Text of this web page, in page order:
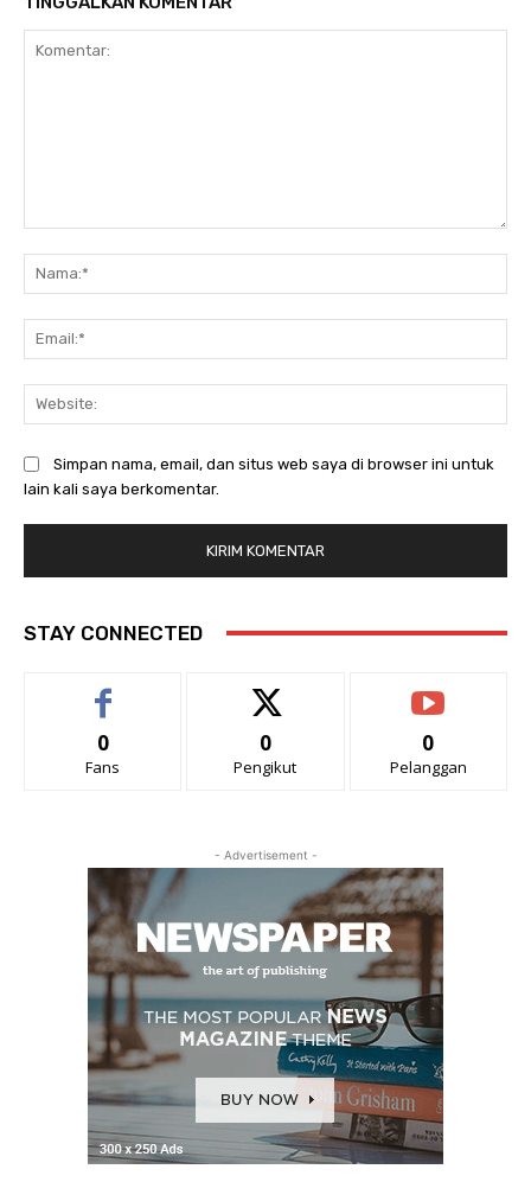
Simpan nama, email, dan situs web saya di browser ini untuk
lain kali saya berkomentar.
STAY CONNECTED
0
Fans
0
Pengikut
0
Pelanggan
- Advertisement -